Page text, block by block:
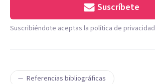
Suscríbete
Suscribiéndote aceptas la política de privacidad
Referencias bibliográficas